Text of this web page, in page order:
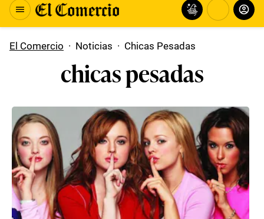
El Comercio · Noticias · Chicas Pesadas
chicas pesadas